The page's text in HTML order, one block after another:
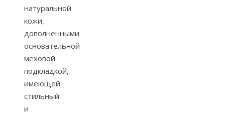
натуральной
кожи,
дополненными
основательной
меховой
подкладкой,
имеющей
стильный
и